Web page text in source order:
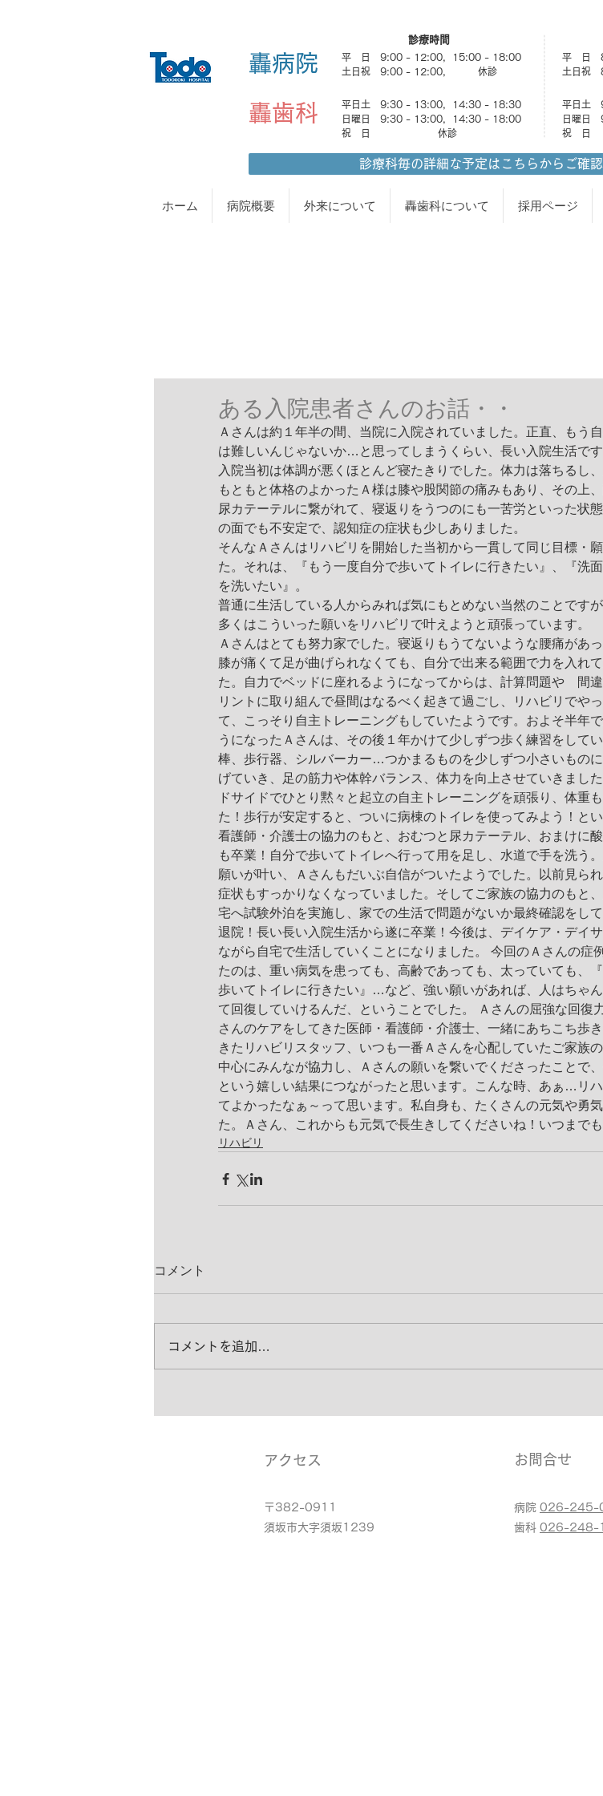
轟病院
診療時間
平 日 9:00 - 12:00, 15:00 - 18:00
土日祝 9:00 - 12:00, 休診
平 日
土日
轟歯科
平日土 9:30 - 13:00, 14:30 - 18:30
日曜日 9:30 - 13:00, 14:30 - 18:00
祝 日 休診
平日土
日曜日
祝
診療科毎の詳細な予定はこちらからご確
ホーム 病院概要 外来について 轟歯科について 採用ページ
ある入院患者さんのお話・・
Ａさんは約１年半の間、当院に入院されていました。正直、もう
は難しいんじゃないか…と思ってしまうくらい、長い入院生活です
入院当初は体調が悪くほとんど寝たきりでした。体力は落ちるし
もともと体格のよかったＡ様は膝や股関節の痛みもあり、その上
尿カテーテルに繋がれて、寝返りをうつのにも一苦労といった状
の面でも不安定で、認知症の症状も少しありました。
そんなＡさんはリハビリを開始した当初から一貫して同じ目標・
た。それは、『もう一度自分で歩いてトイレに行きたい』、『洗
を洗いたい』。
普通に生活している人からみれば気にもとめない当然のことです
多くはこういった願いをリハビリで叶えようと頑張っています。
Ａさんはとても努力家でした。寝返りもうてないような腰痛があ
膝が痛くて足が曲げられなくても、自分で出来る範囲で力を入れ
た。自力でベッドに座れるようになってからは、計算問題や　間
リントに取り組んで昼間はなるべく起きて過ごし、リハビリでや
て、こっそり自主トレーニングもしていたようです。およそ半年
うになったＡさんは、その後１年かけて少しずつ歩く練習をして
棒、歩行器、シルバーカー…つかまるものを少しずつ小さいもの
げていき、足の筋力や体幹バランス、体力を向上させていきまし
ドサイドでひとり黙々と起立の自主トレーニングを頑張り、体重
た！歩行が安定すると、ついに病棟のトイレを使ってみよう！とい
看護師・介護士の協力のもと、おむつと尿カテーテル、おまけに
も卒業！自分で歩いてトイレへ行って用を足し、水道で手を洗う
願いが叶い、Ａさんもだいぶ自信がついたようでした。以前見ら
症状もすっかりなくなっていました。そしてご家族の協力のもと
宅へ試験外泊を実施し、家での生活で問題がないか最終確認をし
退院！長い長い入院生活から遂に卒業！今後は、デイケア・デイ
ながら自宅で生活していくことになりました。 今回のＡさんの症
たのは、重い病気を患っても、高齢であっても、太っていても、
歩いてトイレに行きたい』…など、強い願いがあれば、人はちゃ
て回復していけるんだ、ということでした。 Ａさんの屈強な回復
さんのケアをしてきた医師・看護師・介護士、一緒にあちこち歩
きたリハビリスタッフ、いつも一番Ａさんを心配していたご家族
中心にみんなが協力し、Ａさんの願いを繋いでくださったことで
という嬉しい結果につながったと思います。こんな時、あぁ…リ
てよかったなぁ～って思います。私自身も、たくさんの元気や勇
た。Ａさん、これからも元気で長生きしてくださいね！いつまでも
リハビリ
コメント
コメントを追加…
アクセス
〒382-0911
​須坂市大字須坂1239
お問合せ
病院 026-245-
​歯科 026-248-